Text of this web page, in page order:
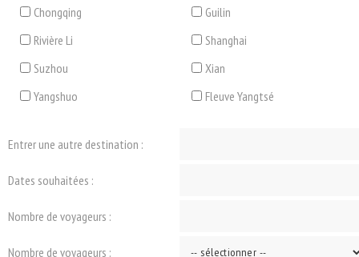
Chongqing
Guilin
Rivière Li
Shanghai
Suzhou
Xian
Yangshuo
Fleuve Yangtsé
Entrer une autre destination :
Dates souhaitées :
Nombre de voyageurs :
Nombre de voyageurs :